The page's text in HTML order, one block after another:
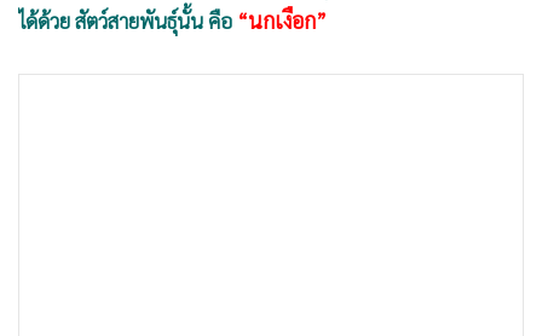
• SMEs
ได้ด้วย สัตว์สายพันธุ์นั้น คือ “นกเงือก”